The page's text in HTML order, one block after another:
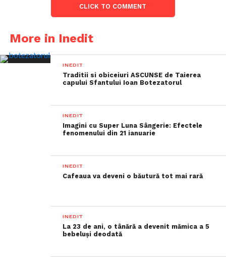
CLICK TO COMMENT
More in Inedit
INEDIT
Traditii si obiceiuri ASCUNSE de Taierea
capului Sfantului Ioan Botezatorul
INEDIT
Imagini cu Super Luna Sângerie: Efectele
fenomenului din 21 ianuarie
INEDIT
Cafeaua va deveni o băutură tot mai rară
INEDIT
La 23 de ani, o tânără a devenit mămica a 5
bebeluși deodată